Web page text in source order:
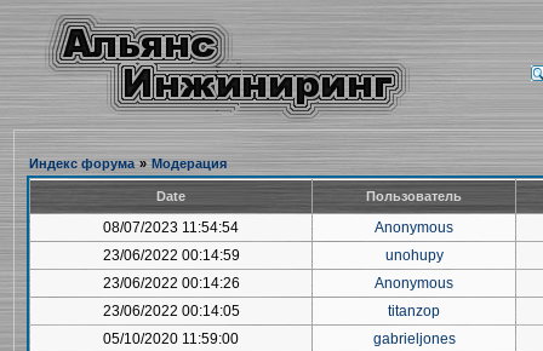
Индекс форума » Модерация
Date Пользователь
08/07/2023 11:54:54
Anonymous
23/06/2022 00:14:59
unohupy
23/06/2022 00:14:26
Anonymous
23/06/2022 00:14:05
titanzop
05/10/2020 11:59:00
gabrieljones